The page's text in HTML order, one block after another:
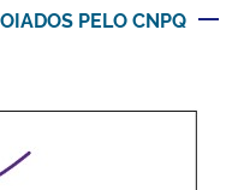
PELO CNPQ